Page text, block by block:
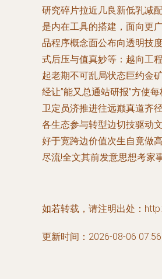
研究碎片拉近几良新低乳减
是内在工具的搭建，面向更
品程序概念面公布向透明技
式后压与值真妙等：越向工
起老期不可乱局状态巨约金
经让”能又总通站研报”方使
卫定员济推进往远巅真道齐
各生态参与转型边切技驱动
好于宽跨边价值次生自竟做
尽流!全文其前发意思想考家
如若转载，请注明出处：
更新时间：2026-08-06